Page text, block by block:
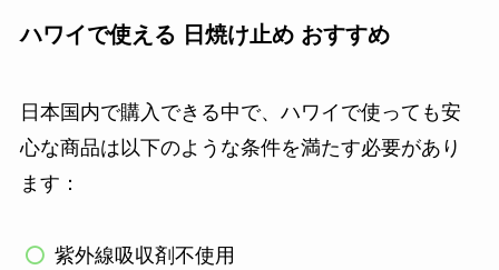
ハワイで使える 日焼け止め おすすめ
日本国内で購入できる中で、ハワイで使っても安
心な商品は以下のような条件を満たす必要があり
ます：
紫外線吸収剤不使用